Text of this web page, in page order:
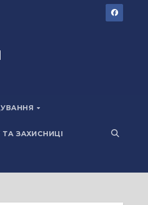
ЗАХИСНИЦІ